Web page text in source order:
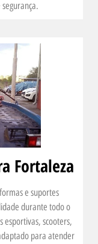
Fortaleza
e suportes
durante todo o
esportivas, scooters,
para atender